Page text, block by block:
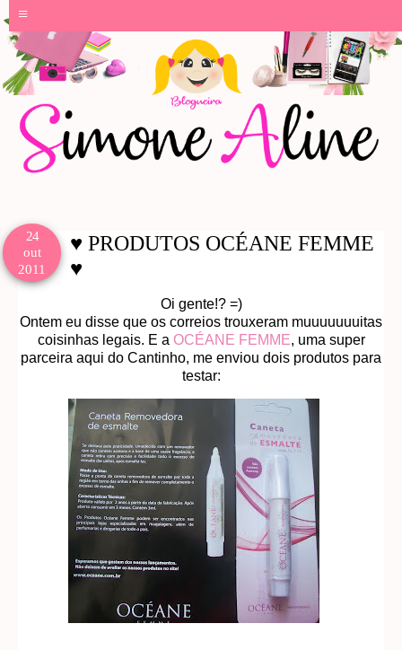
≡
24
out
2011
♥ PRODUTOS OCÉANE FEMME
♥
Oi gente!? =)
Ontem eu disse que os correios trouxeram muuuuuuuitas
coisinhas legais. E a OCÉANE FEMME, uma super
parceira aqui do Cantinho, me enviou dois produtos para
testar: